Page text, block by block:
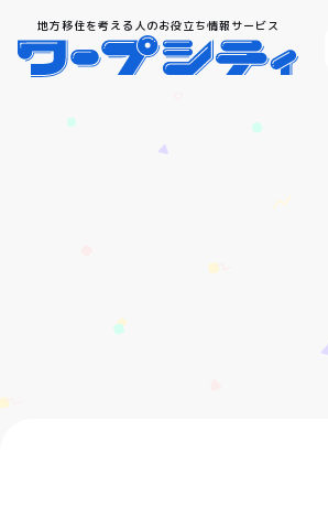
地方移住を考える人のお役立ち情報サービス